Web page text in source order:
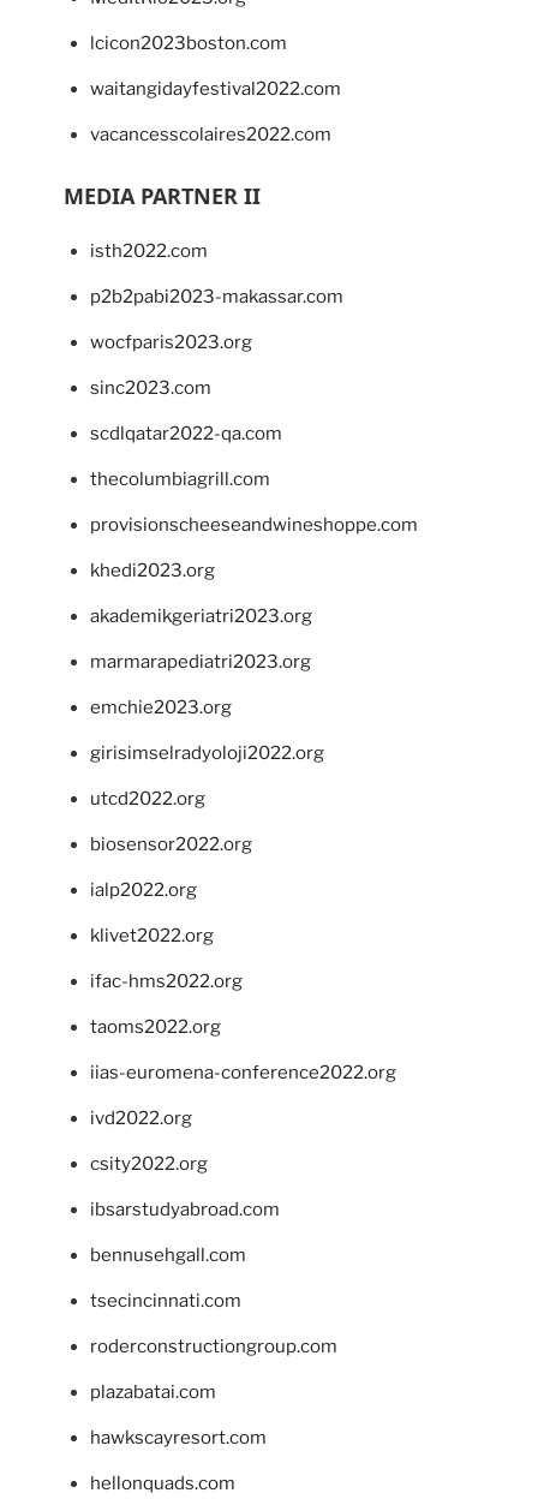
lcicon2023boston.com
waitangidayfestival2022.com
vacancesscolaires2022.com
MEDIA PARTNER II
isth2022.com
p2b2pabi2023-makassar.com
wocfparis2023.org
sinc2023.com
scdlqatar2022-qa.com
thecolumbiagrill.com
provisionscheeseandwineshoppe.com
khedi2023.org
akademikgeriatri2023.org
marmarapediatri2023.org
emchie2023.org
girisimselradyoloji2022.org
utcd2022.org
biosensor2022.org
ialp2022.org
klivet2022.org
ifac-hms2022.org
taoms2022.org
iias-euromena-conference2022.org
ivd2022.org
csity2022.org
ibsarstudyabroad.com
bennusehgall.com
tsecincinnati.com
roderconstructiongroup.com
plazabatai.com
hawkscayresort.com
hellonquads.com